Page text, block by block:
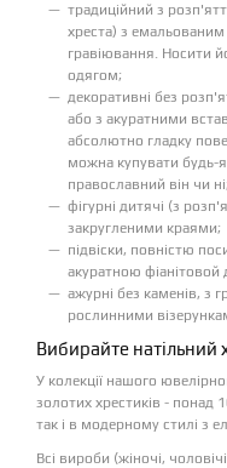
традиційний з
хреста) з
гравіювання. Носити
одягом;
декоративні без
або з акуратними
абсолютно гладку
можна купувати будь-
православний він чи ні;
фігурні дитячі (з
закругленими краями;
підвіски, повністю
акуратною
ажурні без каменів, з
рослинними
Вибирайте натільний
У колекції нашого
золотих хрестиків - понад
так і в модерному стилі з
Всі вироби (жіночі,